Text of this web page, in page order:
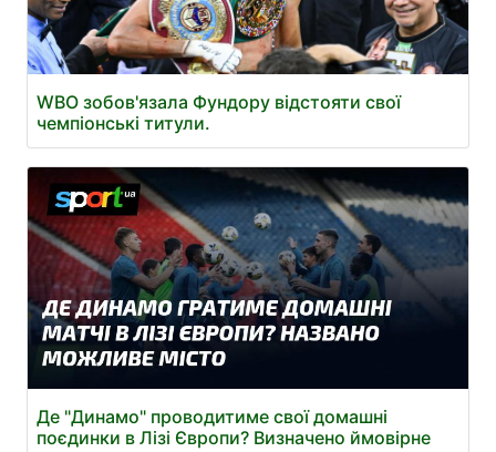
WBO зобов'язала Фундору відстояти свої
чемпіонські титули.
Де "Динамо" проводитиме свої домашні
поєдинки в Лізі Європи? Визначено ймовірне